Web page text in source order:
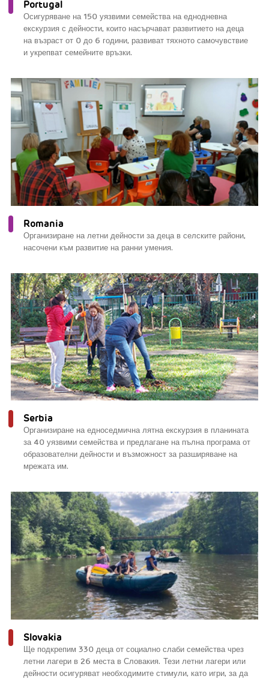
Portugal
Осигуряване на 150 уязвими семейства на еднодневна
екскурзия с дейности, които насърчават развитието на деца
на възраст от 0 до 6 години, развиват тяхното самочувствие
и укрепват семейните връзки.
Romania
Организиране на летни дейности за деца в селските райони,
насочени към развитие на ранни умения.
Serbia
Организиране на едноседмична лятна екскурзия в планината
за 40 уязвими семейства и предлагане на пълна програма от
образователни дейности и възможност за разширяване на
мрежата им.
Slovakia
Ще подкрепим 330 деца от социално слаби семейства чрез
летни лагери в 26 места в Словакия. Тези летни лагери или
дейности осигуряват необходимите стимули, като игри, за да